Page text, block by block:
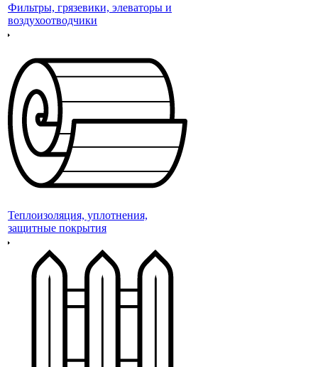
Фильтры, грязевики, элеваторы и
воздухоотводчики
Теплоизоляция, уплотнения,
защитные покрытия